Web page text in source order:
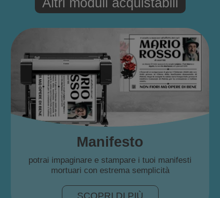
Altri moduli acquistabili
Manifesto
potrai impaginare e stampare i tuoi manifesti
mortuari con estrema semplicità
SCOPRI DI PIÙ